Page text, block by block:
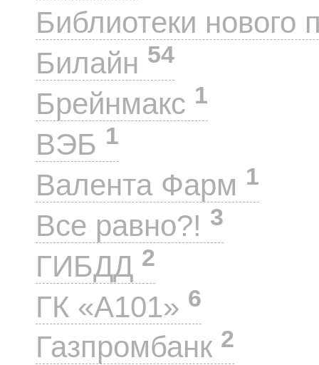
Библиотеки нового
Билайн 54
Брейнмакс 1
ВЭБ 1
Валента Фарм 1
Все равно?! 3
ГИБДД 2
ГК «А101» 6
Газпромбанк 2